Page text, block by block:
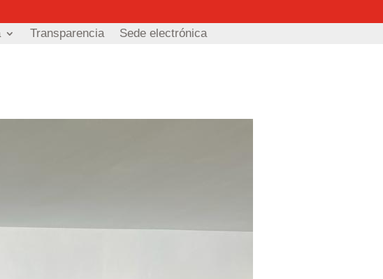
Transparencia Sede electrónica